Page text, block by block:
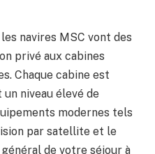
navires MSC vont des
privé aux cabines
Chaque cabine est
niveau élevé de
modernes tels
par satellite et le
de votre séjour à